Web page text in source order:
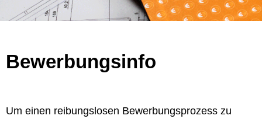
Bewerbungsinfo
Um einen reibungslosen Bewerbungsprozess zu